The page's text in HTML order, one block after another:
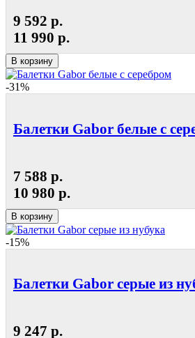
9 592 р.
11 990 р.
В корзину
-31%
Балетки Gabor белые с
7 588 р.
10 980 р.
В корзину
-15%
Балетки Gabor серые из
9 247 р.